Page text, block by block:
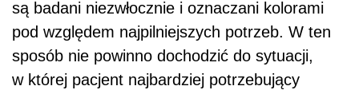
są badani niezwłocznie i oznaczani kolorami
pod względem najpilniejszych potrzeb. W ten
sposób nie powinno dochodzić do sytuacji,
w której pacjent najbardziej potrzebujący